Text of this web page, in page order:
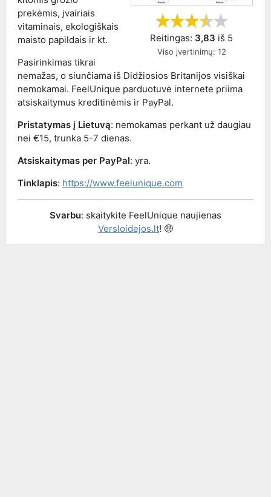
Reitingas: 3,83 iš 5
Viso įvertinimų: 12
prekėmis, įvairiais
vitaminais, ekologiškais
maisto papildais ir kt.
Pasirinkimas tikrai
nemažas, o siunčiama iš Didžiosios Britanijos visiškai
nemokamai. FeelUnique parduotuvė internete priima
atsiskaitymus kreditinėmis ir PayPal.
Pristatymas į Lietuvą: nemokamas perkant už daugiau
nei €15, trunka 5-7 dienas.
Atsiskaitymas per PayPal: yra.
Tinklapis: https://www.feelunique.com
Svarbu: skaitykite FeelUnique naujienas
Versloidejos.lt! 🤑